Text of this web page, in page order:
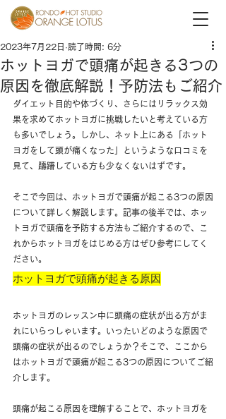
ホットヨガで頭痛が起きる3つの
原因を徹底解説！予防法もご紹介
2023年7月22日 読了時間: 6分
ダイエット目的や体づくり、さらにはリラックス効
果を求めてホットヨガに挑戦したいと考えている方
も多いでしょう。しかし、ネット上にある「ホット
ヨガをして頭が痛くなった」というような口コミを
見て、躊躇している方も少なくないはずです。
そこで今回は、ホットヨガで頭痛が起こる3つの原因
について詳しく解説します。記事の後半では、ホッ
トヨガで頭痛を予防する方法もご紹介するので、こ
れからホットヨガをはじめる方はぜひ参考にしてく
ださい。
ホットヨガで頭痛が起きる原因
ホットヨガのレッスン中に頭痛の症状が出る方がま
れにいらっしゃいます。いったいどのような原因で
頭痛の症状が出るのでしょうか？そこで、ここから
はホットヨガで頭痛が起こる3つの原因についてご紹
介します。
頭痛が起こる原因を理解することで、ホットヨガを